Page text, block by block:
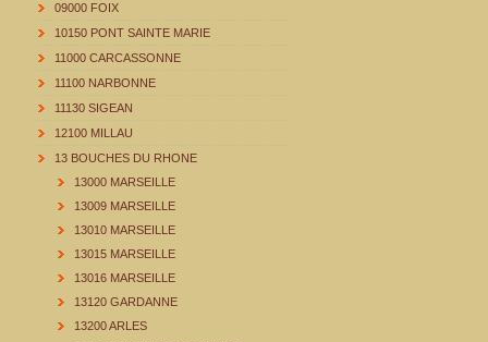
09000 FOIX
10150 PONT SAINTE MARIE
11000 CARCASSONNE
11100 NARBONNE
11130 SIGEAN
12100 MILLAU
13 BOUCHES DU RHONE
13000 MARSEILLE
13009 MARSEILLE
13010 MARSEILLE
13015 MARSEILLE
13016 MARSEILLE
13120 GARDANNE
13200 ARLES